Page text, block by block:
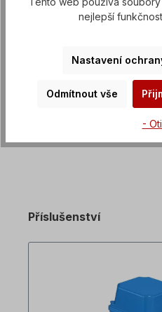
Šroubový motor
265/460 V-60 Hz (± 5 %
Příslušenství
nejlepší
Nastavení
Odmítnout vše
-